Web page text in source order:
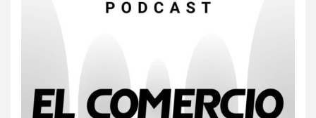
precio